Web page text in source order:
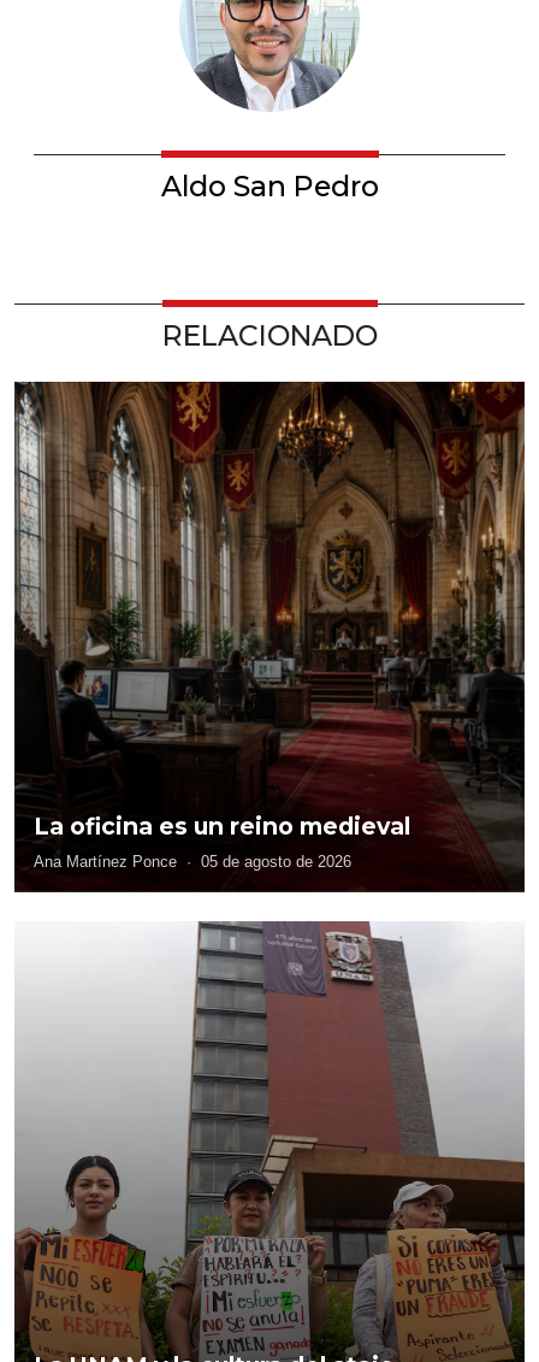
Aldo San Pedro
RELACIONADO
La oficina es un reino medieval
Ana Martínez Ponce · 05 de agosto de 2026